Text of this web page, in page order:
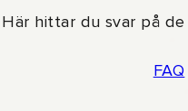
Här hittar du svar på
FAQ